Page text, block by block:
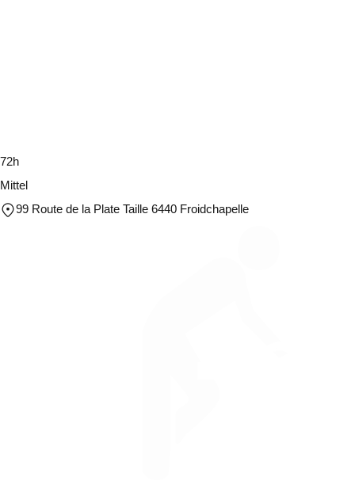
72h
Mittel
99 Route de la Plate Taille 6440 Froidchapelle